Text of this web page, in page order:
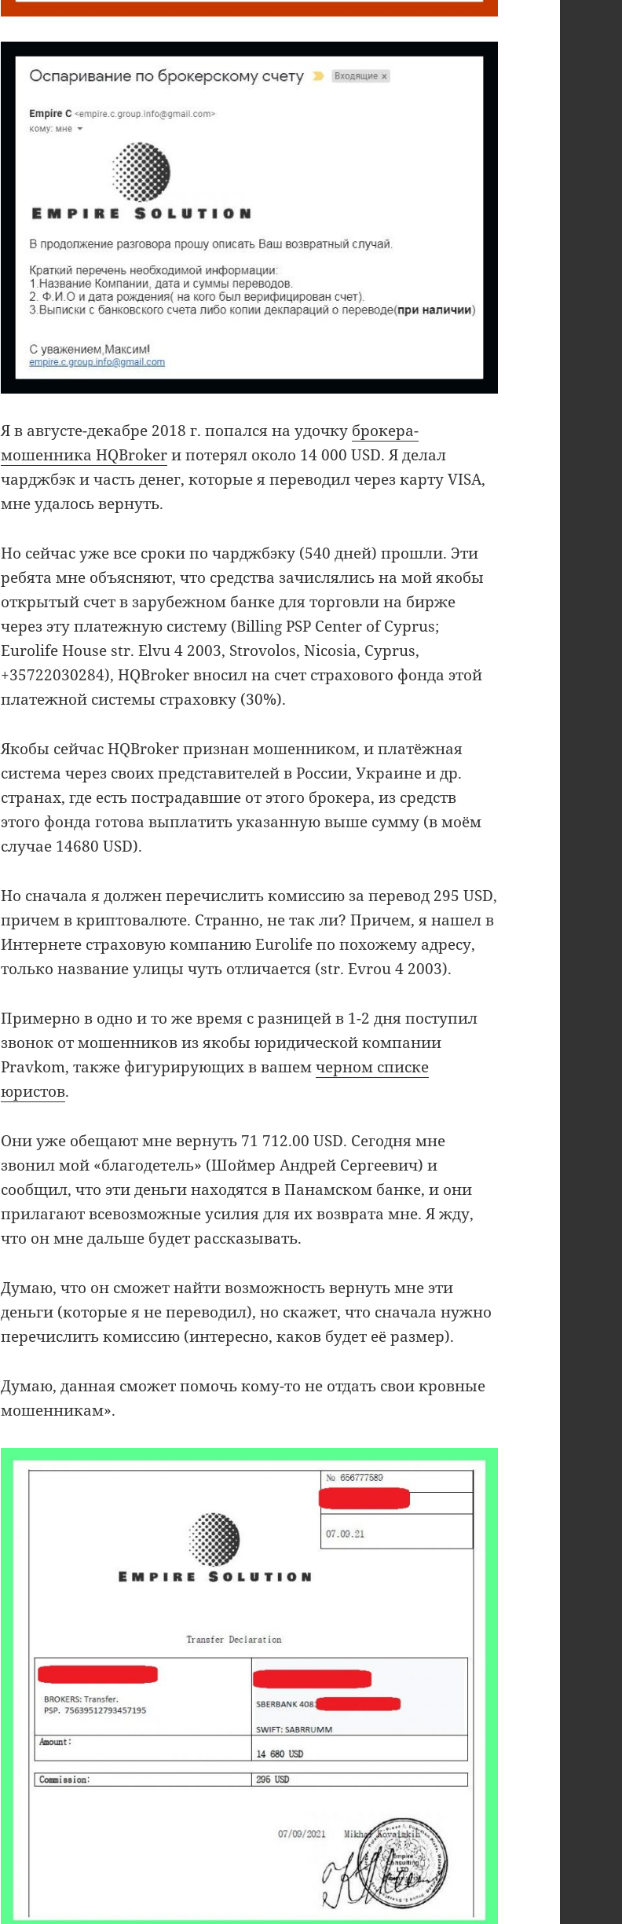
Я в августе-декабре 2018 г. попался на удочку брокера-
мошенника HQBrokerи потерял около 14 000 USD. Я делал
чарджбэк и часть денег, которые я переводил через карту VISA,
мне удалось вернуть.
Но сейчас уже все сроки по чарджбэку (540 дней) прошли. Эти
ребята мне объясняют, что средства зачислялись на мой якобы
открытый счет в зарубежном банке для торговли на бирже
через эту платежную систему (Billing PSP Center of Cyprus;
Eurolife House str. Elvu 4 2003, Strovolos, Nicosia, Cyprus,
+35722030284), HQBroker вносил на счет страхового фонда этой
платежной системы страховку (30%).
Якобы сейчас HQBroker признан мошенником, и платёжная
система через своих представителей в России, Украине и др.
странах, где есть пострадавшие от этого брокера, из средств
этого фонда готова выплатить указанную выше сумму (в моём
случае 14680 USD).
Но сначала я должен перечислить комиссию за перевод 295 USD,
причем в криптовалюте. Странно, не так ли? Причем, я нашел в
Интернете страховую компанию Eurolife по похожему адресу,
только название улицы чуть отличается (str. Evrou 4 2003).
Примерно в одно и то же время с разницей в 1-2 дня поступил
звонок от мошенников из якобы юридической компании
Pravkom, также фигурирующих в вашемчерном списке
юристов.
Они уже обещают мне вернуть 71 712.00 USD. Сегодня мне
звонил мой «благодетель» (Шоймер Андрей Сергеевич) и
сообщил, что эти деньги находятся в Панамском банке, и они
прилагают всевозможные усилия для их возврата мне. Я жду,
что он мне дальше будет рассказывать.
Думаю, что он сможет найти возможность вернуть мне эти
деньги (которые я не переводил), но скажет, что сначала нужно
перечислить комиссию (интересно, каков будет её размер).
Думаю, данная сможет помочь кому-то не отдать свои кровные
мошенникам».